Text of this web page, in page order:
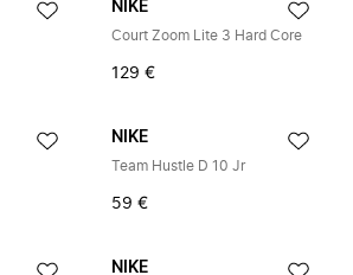
NIKE
Court Zoom Lite 3 Hard Core
129 €
NIKE
Team Hustle D 10 Jr
59 €
NIKE